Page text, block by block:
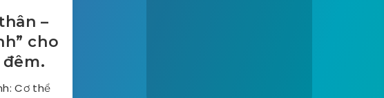
–
cho
Cơ thể